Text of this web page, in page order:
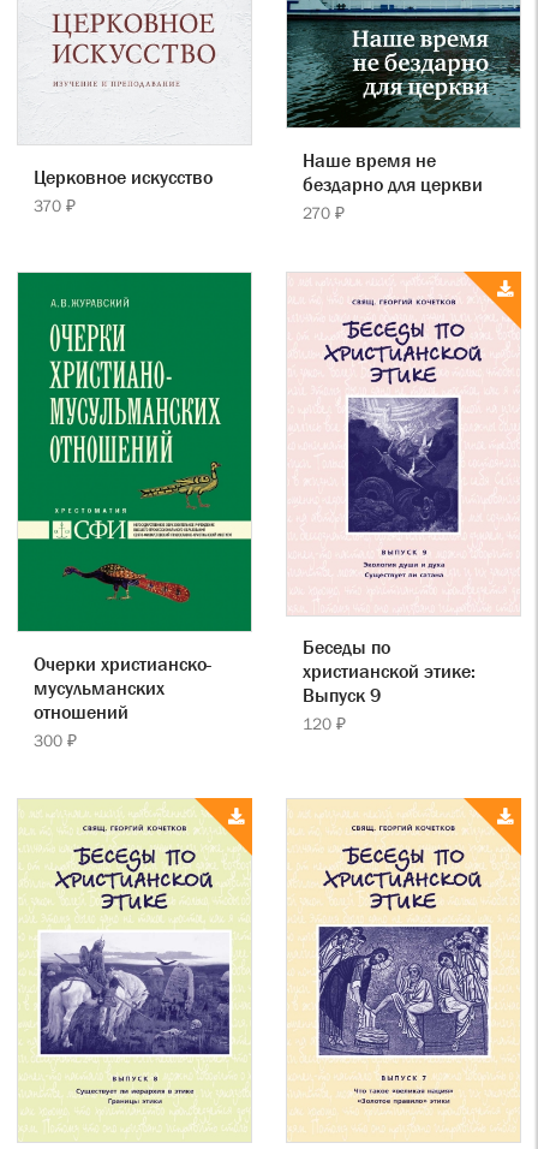
Церковное искусство
370 ₽
Наше время не
бездарно для церкви
270 ₽
Очерки христианско-
мусульманских
отношений
300 ₽
Беседы по
христианской этике:
Выпуск 9
120 ₽